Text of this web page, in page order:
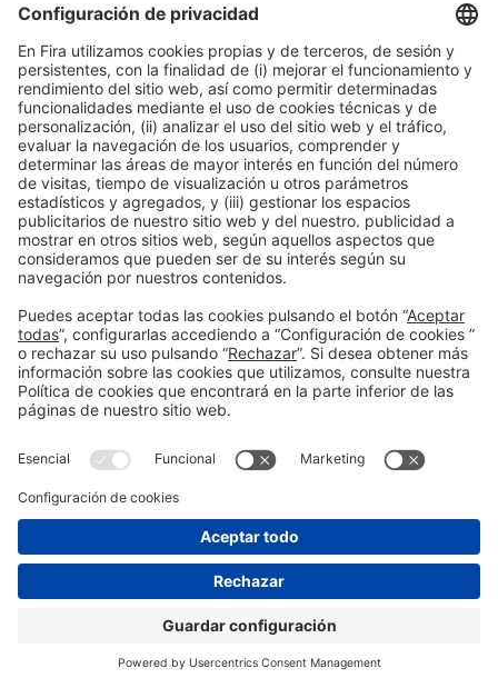
2026con la mejor
compañía
Patrocinadores Silver